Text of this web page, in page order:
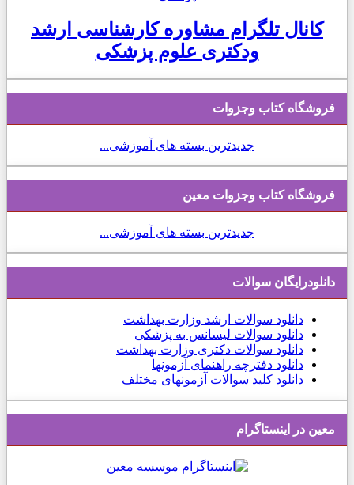
کانال تلگرام مشاوره کارشناسی ارشد
ودکتری علوم پزشکی
فروشگاه کتاب وجزوات
جدیدترین بسته های آموزشی...
فروشگاه کتاب وجزوات معین
جدیدترین بسته های آموزشی...
دانلودرایگان سوالات
دانلود سوالات ارشد وزارت بهداشت
دانلود سوالات لیسانس به پزشکی
دانلود سوالات دکتری وزارت بهداشت
دانلود دفترچه راهنمای آزمونها
دانلود کلید سوالات آزمونهای مختلف
معین در اینستاگرام